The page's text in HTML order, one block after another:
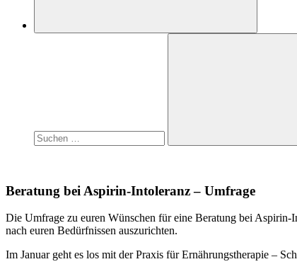
Beratung bei Aspirin-Intoleranz – Umfrage
Die Umfrage zu euren Wünschen für eine Beratung bei Aspirin-
nach euren Bedürfnissen auszurichten.
Im Januar geht es los mit der Praxis für Ernährungstherapie –